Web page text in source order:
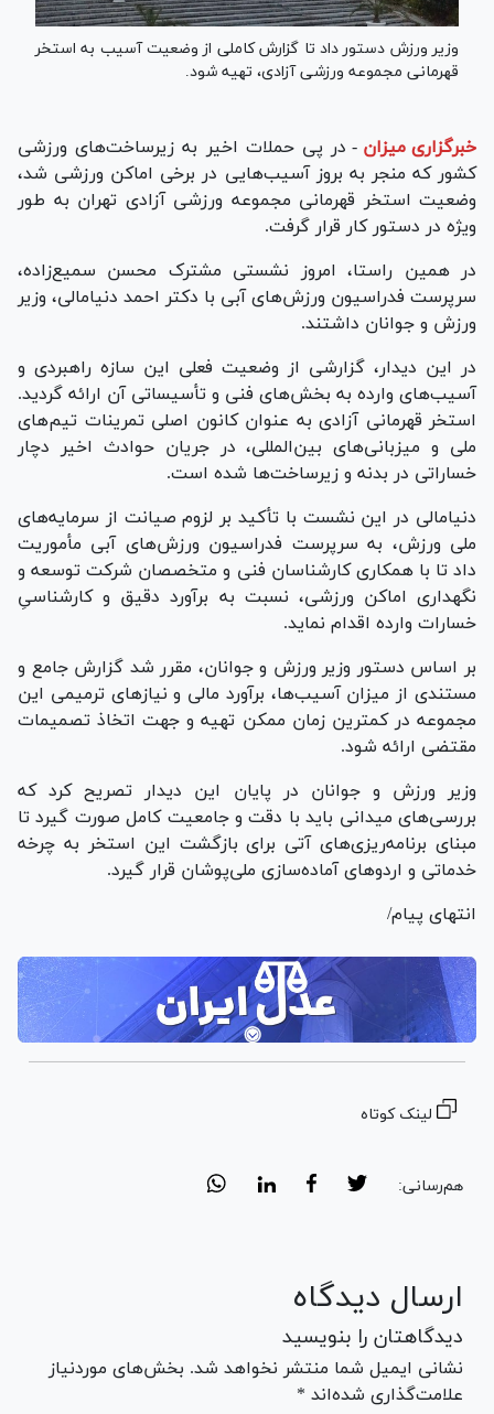
وزیر ورزش دستور داد تا گزارش کاملی از وضعیت آسیب به استخر
قهرمانی مجموعه ورزشی آزادی، تهیه شود.
خبرگزاری میزان - در پی حملات اخیر به زیرساخت‌های ورزشی
کشور که منجر به بروز آسیب‌هایی در برخی اماکن ورزشی شد،
وضعیت استخر قهرمانی مجموعه ورزشی آزادی تهران به طور
ویژه در دستور کار قرار گرفت.
در همین راستا، امروز نشستی مشترک محسن سمیع‌زاده،
سرپرست فدراسیون ورزش‌های آبی با دکتر احمد دنیامالی، وزیر
ورزش و جوانان داشتند.
در این دیدار، گزارشی از وضعیت فعلی این سازه راهبردی و
آسیب‌های وارده به بخش‌های فنی و تأسیساتی آن ارائه گردید.
استخر قهرمانی آزادی به عنوان کانون اصلی تمرینات تیم‌های
ملی و میزبانی‌های بین‌المللی، در جریان حوادث اخیر دچار
خساراتی در بدنه و زیرساخت‌ها شده است.
دنیامالی در این نشست با تأکید بر لزوم صیانت از سرمایه‌های
ملی ورزش، به سرپرست فدراسیون ورزش‌های آبی مأموریت
داد تا با همکاری کارشناسان فنی و متخصصان شرکت توسعه و
نگهداری اماکن ورزشی، نسبت به برآورد دقیق و کارشناسیِ
خسارات وارده اقدام نماید.
بر اساس دستور وزیر ورزش و جوانان، مقرر شد گزارش جامع و
مستندی از میزان آسیب‌ها، برآورد مالی و نیاز‌های ترمیمی این
مجموعه در کمترین زمان ممکن تهیه و جهت اتخاذ تصمیمات
مقتضی ارائه شود.
وزیر ورزش و جوانان در پایان این دیدار تصریح کرد که
بررسی‌های میدانی باید با دقت و جامعیت کامل صورت گیرد تا
مبنای برنامه‌ریزی‌های آتی برای بازگشت این استخر به چرخه
خدماتی و اردو‌های آماده‌سازی ملی‌پوشان قرار گیرد.
انتهای پیام/
لینک کوتاه
هم‌رسانی:
ارسال دیدگاه
دیدگاهتان را بنویسید
نشانی ایمیل شما منتشر نخواهد شد. بخش‌های موردنیاز
علامت‌گذاری شده‌اند *